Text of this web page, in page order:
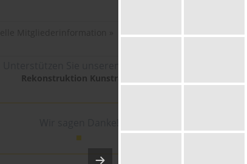
Rekonstruktion Kunstrasen